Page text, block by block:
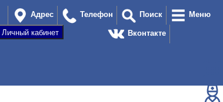
Меню
Поиск
Телефон
Адрес
Вконтакте